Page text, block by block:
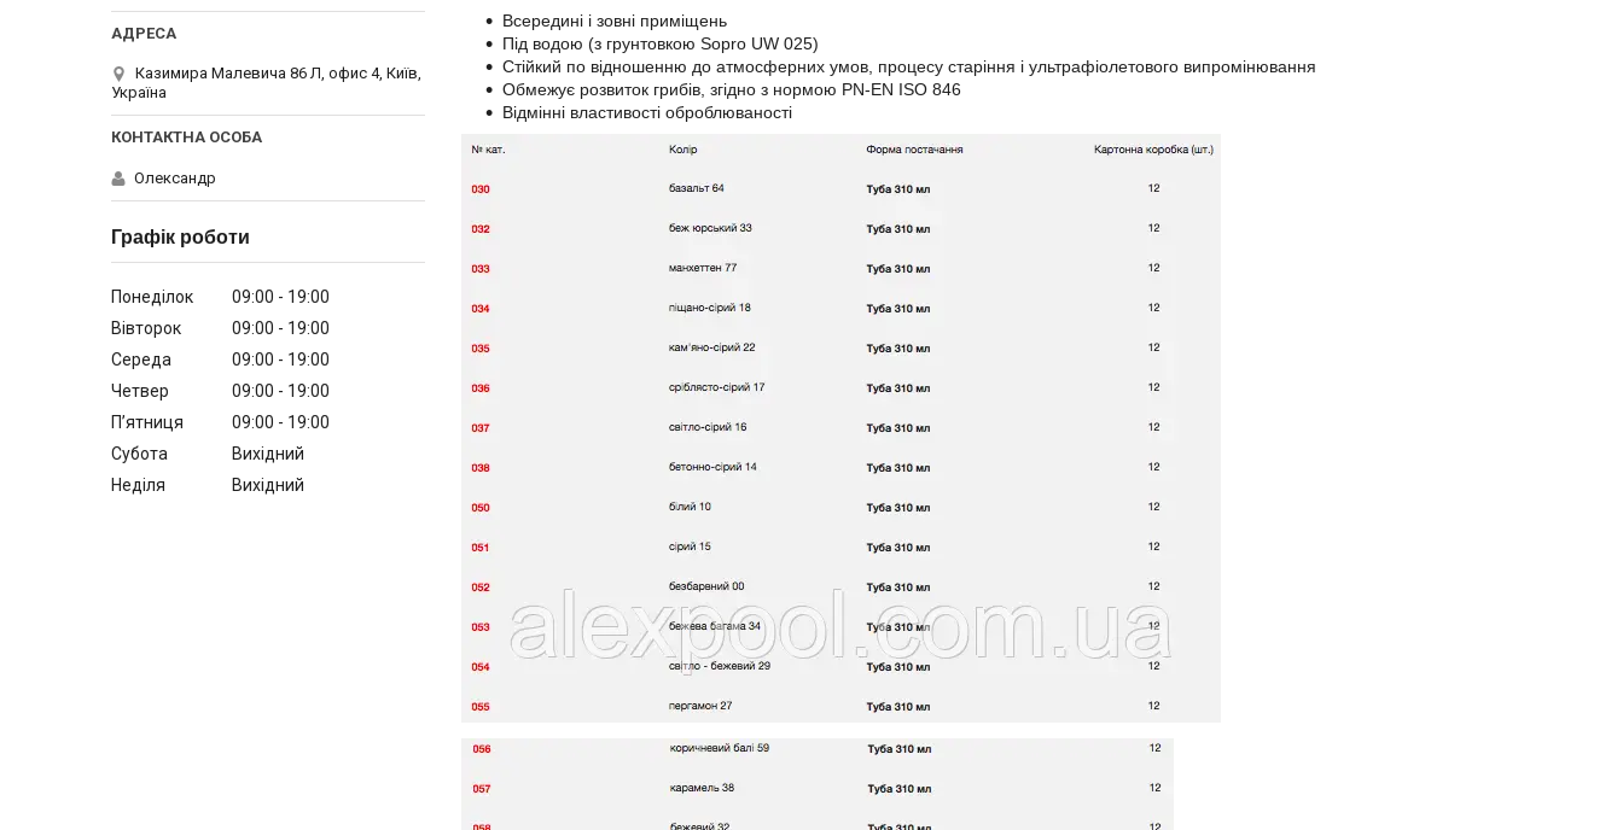
Всередині і зовні приміщень
Під водою (з грунтовкою Sopro UW 025)
Стійкий по відношенню до атмосферних умов, процесу старіння і ультрафіолетового випромінювання
Обмежує розвиток грибів, згідно з нормою PN-EN ISO 846
Відмінні властивості оброблюваності
Казимира Малевича 86 Л, офис 4, Київ,
Україна
Олександр
Графік роботи
Понеділок 09:00
19:00
Вівторок
09:00
19:00
Середа
09:00
19:00
Четвер
09:00
19:00
Пʼятниця
09:00
19:00
Субота
Вихідний
Неділя
Вихідний